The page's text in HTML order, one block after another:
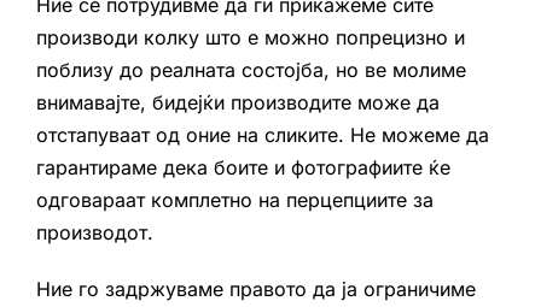
Ние се потрудивме да ги прикажеме сите
производи колку што е можно попрецизно и
поблизу до реалната состојба, но ве молиме
внимавајте, бидејќи производите може да
отстапуваат од оние на сликите. Не можеме да
гарантираме дека боите и фотографиите ќе
одговараат комплетно на перцепциите за
производот.
Ние го задржуваме правото да ја ограничиме